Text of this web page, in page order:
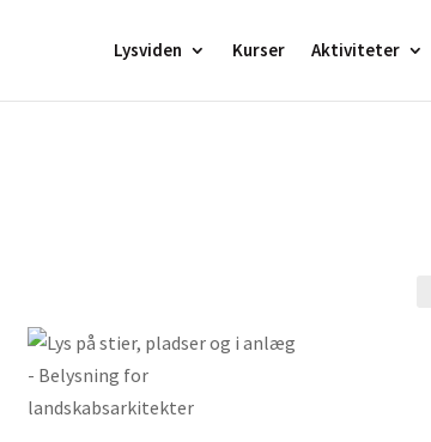
Lysviden Kurser Aktiviteter